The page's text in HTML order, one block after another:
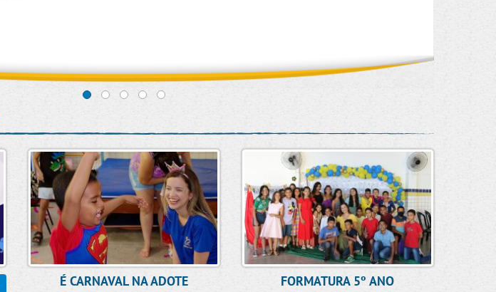
É CARNAVAL NA ADOTE FORMATURA 5º ANO